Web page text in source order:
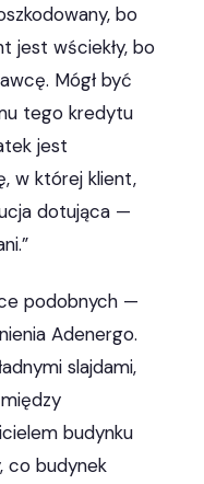
bo
jest wściekły, bo
Mógł być
tego kredytu
jest
w której klient,
dotująca —
podobnych —
Adenergo.
slajdami,
budynku
co budynek